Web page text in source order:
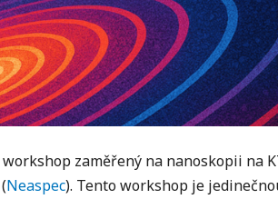
zaměřený na nanoskopii na
(Neaspec). Tento workshop je